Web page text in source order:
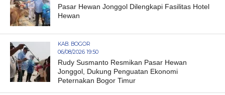
Pasar Hewan Jonggol Dilengkapi Fasilitas Hotel
Hewan
KAB. BOGOR
06/08/2026 19:50
Rudy Susmanto Resmikan Pasar Hewan
Jonggol, Dukung Penguatan Ekonomi
Peternakan Bogor Timur